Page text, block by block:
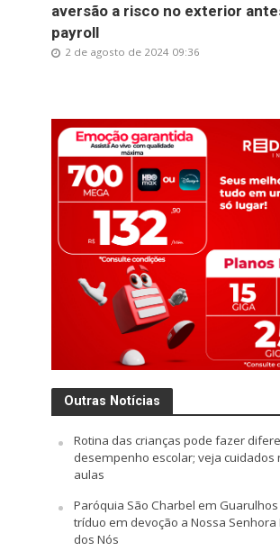
aversão a risco no exterior
payroll
2 de agosto de 2024 09:36
Outras Notícias
Rotina das crianças pode fazer
desempenho escolar; veja cuidados
aulas
Paróquia São Charbel em
tríduo em devoção a Nossa
dos Nós